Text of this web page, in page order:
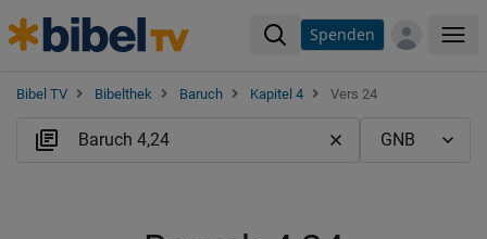
Spenden
Bibel TV Bibelthek Baruch Kapitel 4 Vers 24